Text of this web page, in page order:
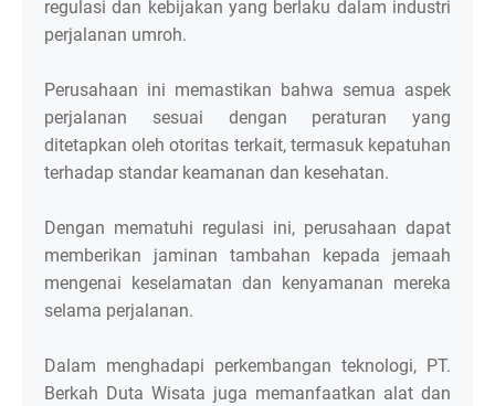
regulasi dan kebijakan yang berlaku dalam industri
perjalanan umroh.
Perusahaan ini memastikan bahwa semua aspek
perjalanan sesuai dengan peraturan yang
ditetapkan oleh otoritas terkait, termasuk kepatuhan
terhadap standar keamanan dan kesehatan.
Dengan mematuhi regulasi ini, perusahaan dapat
memberikan jaminan tambahan kepada jemaah
mengenai keselamatan dan kenyamanan mereka
selama perjalanan.
Dalam menghadapi perkembangan teknologi, PT.
Berkah Duta Wisata juga memanfaatkan alat dan